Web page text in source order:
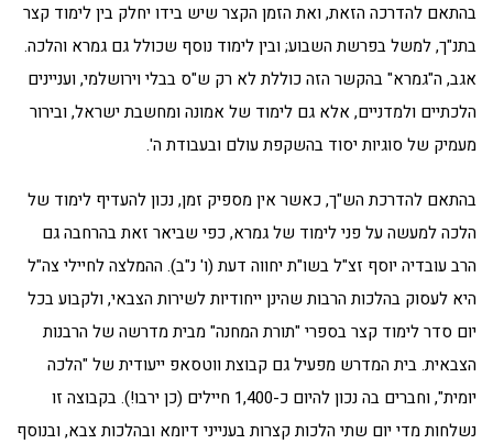
בהתאם להדרכה הזאת, ואת הזמן הקצר שיש בידו יחלק בין לימוד קצר
בתנ"ך, למשל בפרשת השבוע; ובין לימוד נוסף שכולל גם גמרא והלכה.
אגב, ה"גמרא" בהקשר הזה כוללת לא רק ש"ס בבלי וירושלמי, ועניינים
הלכתיים ולמדניים, אלא גם לימוד של אמונה ומחשבת ישראל, ובירור
מעמיק של סוגיות יסוד בהשקפת עולם ובעבודת ה'.
בהתאם להדרכת הש"ך, כאשר אין מספיק זמן, נכון להעדיף לימוד של
הלכה למעשה על פני לימוד של גמרא, כפי שביאר זאת בהרחבה גם
הרב עובדיה יוסף זצ"ל בשו"ת יחווה דעת (ו' נ"ב). ההמלצה לחיילי צה"ל
היא לעסוק בהלכות הרבות שהינן ייחודיות לשירות הצבאי, ולקבוע בכל
יום סדר לימוד קצר בספרי "תורת המחנה" מבית מדרשה של הרבנות
הצבאית. בית המדרש מפעיל גם קבוצת ווטסאפ ייעודית של "הלכה
יומית", וחברים בה נכון להיום כ-1,400 חיילים (כן ירבו!). בקבוצה זו
נשלחות מדי יום שתי הלכות קצרות בענייני דיומא ובהלכות צבא, ובנוסף